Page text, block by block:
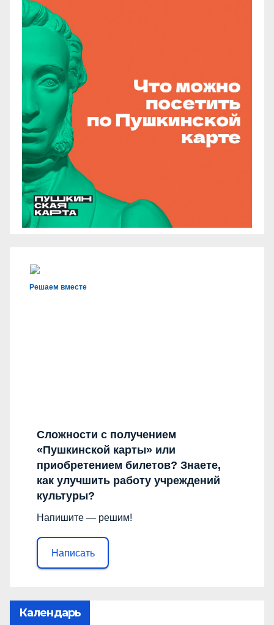
Решаем вместе
Сложности с получением
«Пушкинской карты» или
приобретением билетов? Знаете,
как улучшить работу учреждений
культуры?
Напишите — решим!
Написать
Календарь